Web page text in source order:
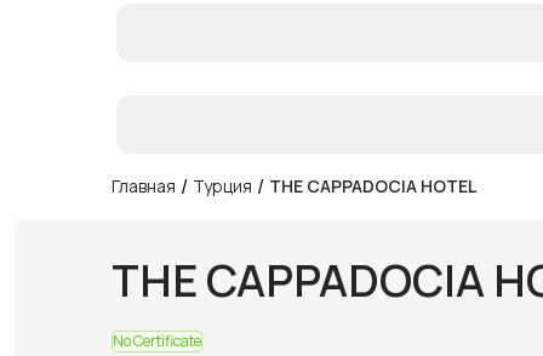
Главная / Турция / THE CAPPADOCIA HOTEL
THE CAPPADOCIA
No Certificate